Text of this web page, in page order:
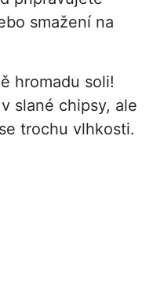
smažení na
hromadu soli!
slané chipsy, ale
trochu vlhkosti.